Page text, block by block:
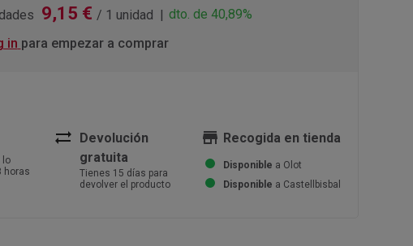
9,15 € / 1 unidad
dto. de 40,89%
in para empezar a comprar
lo
horas
sync_alt Devolución
gratuita
Tienes 15 días para
devolver el producto
store Recogida en tienda
Disponible a Olot
Disponible a Castellbisbal